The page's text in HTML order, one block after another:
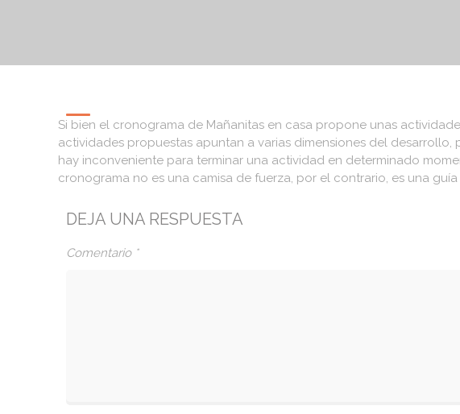
Si bien el cronograma de Mañanitas en casa propone unas
actividades propuestas apuntan a varias dimensiones del
hay inconveniente para terminar una actividad en determinado
cronograma no es una camisa de fuerza, por el contrario, es una
DEJA UNA RESPUESTA
Comentario *